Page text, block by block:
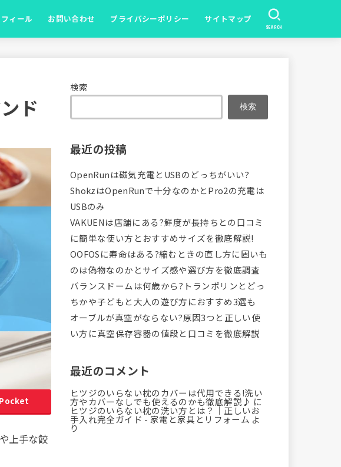
ィール お問い合わせ プライバシーポリシー サイトマップ
SEARCH
ド
Pocket
上手な餃
検索
検索
最近の投稿
OpenRunは磁気充電とUSBのどっちがいい?
ShokzはOpenRunで十分なのかとPro2の充電は
USBのみ
VAKUENは店舗にある?鮮度が長持ちとの口コミ
に簡単な使い方とおすすめサイズを徹底解説!
OOFOSに寿命はある?縮むときの直し方に固いも
のは偽物なのかとサイズ感や選び方を徹底調査
バランスドームは何歳から?トランポリンとどっ
ちかや子どもと大人の遊び方におすすめ3選も
オーブルが真空がならない?原因3つと正しい使
い方に真空保存容器の値段と口コミを徹底解説
最近のコメント
ヒツジのいらない枕のカバーは代用できる!洗い
方やカバーなしでも使えるのかも徹底解説♪に
ヒツジのいらない枕の洗い方とは？｜正しいお
手入れ完全ガイド - 家電と家具とリフォーム よ
り